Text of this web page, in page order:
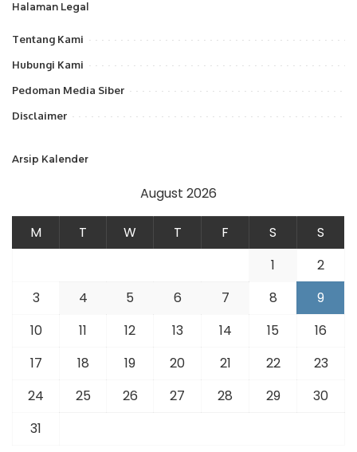
Halaman Legal
Tentang Kami
Hubungi Kami
Pedoman Media Siber
Disclaimer
Arsip Kalender
August 2026
M T W T F S
S
1
2
3
4 5 6 7 8
9
10
11 12 13 14 15
16
17
18 19 20 21 22
23
24
25 26 27 28 29
30
31